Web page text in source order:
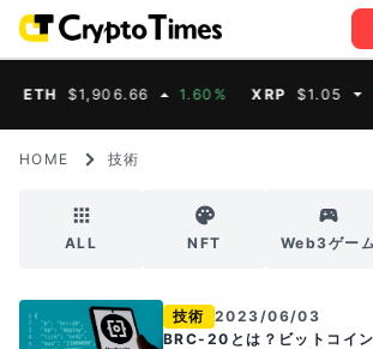
ETH $1,906.66 1.60% XRP $1.05 -
HOME 技術
ALL NFT Web3ゲー
技術
2023/06/03
BRC-20とは？ビットコイ